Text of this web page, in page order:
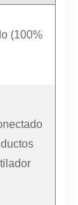
(100%